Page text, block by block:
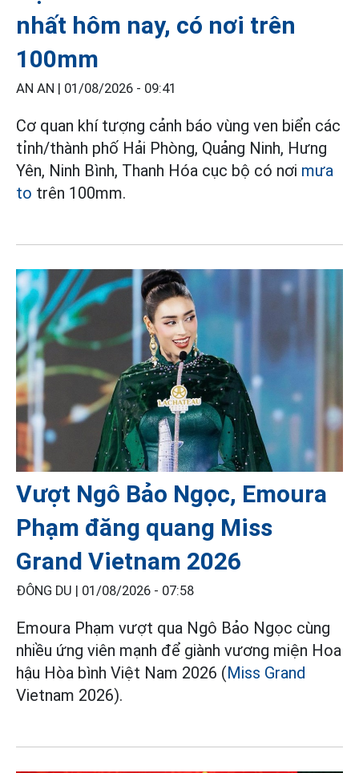
nhất hôm nay, có nơi trên
100mm
AN AN | 01/08/2026 - 09:41
Cơ quan khí tượng cảnh báo vùng ven biển các
tỉnh/thành phố Hải Phòng, Quảng Ninh, Hưng
Yên, Ninh Bình, Thanh Hóa cục bộ có nơi mưa
to trên 100mm.
Vượt Ngô Bảo Ngọc, Emoura
Phạm đăng quang Miss
Grand Vietnam 2026
ĐÔNG DU | 01/08/2026 - 07:58
Emoura Phạm vượt qua Ngô Bảo Ngọc cùng
nhiều ứng viên mạnh để giành vương miện Hoa
hậu Hòa bình Việt Nam 2026 (Miss Grand
Vietnam 2026).